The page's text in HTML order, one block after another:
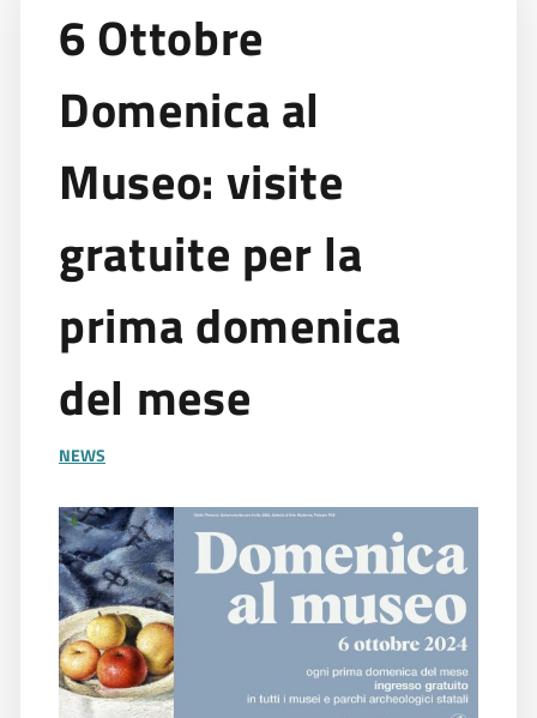
6 Ottobre
Domenica al
Museo: visite
gratuite per la
prima domenica
del mese
NEWS